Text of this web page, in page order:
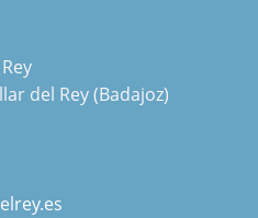
del Rey (Badajoz)